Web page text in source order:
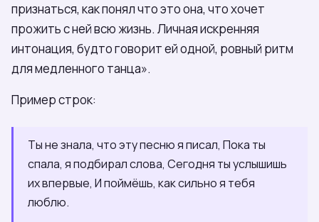
признаться, как понял что это она, что хочет
прожить с ней всю жизнь. Личная искренняя
интонация, будто говорит ей одной, ровный ритм
для медленного танца».
Пример строк:
Ты не знала, что эту песню я писал, Пока ты
спала, я подбирал слова, Сегодня ты услышишь
их впервые, И поймёшь, как сильно я тебя
люблю.